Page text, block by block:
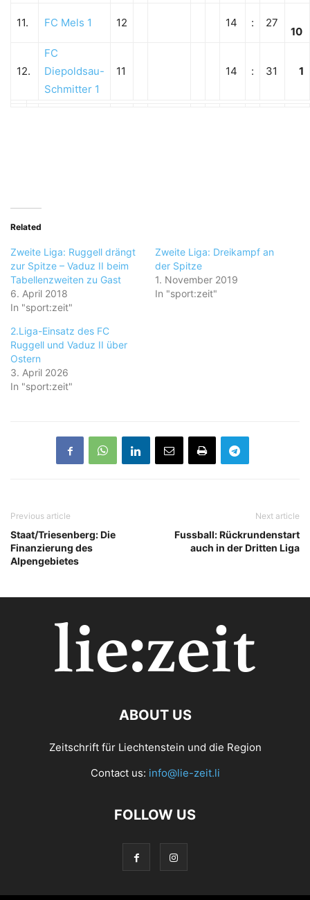
11. FC Mels 1 12 14 : 27
10
12.
FC
Diepoldsau-
Schmitter 1
11 14 : 31 1
Related
Zweite Liga: Ruggell drängt
zur Spitze – Vaduz II beim
Tabellenzweiten zu Gast
6. April 2018
In "sport:zeit"
Zweite Liga: Dreikampf an
der Spitze
1. November 2019
In "sport:zeit"
2.Liga-Einsatz des FC
Ruggell und Vaduz II über
Ostern
3. April 2026
In "sport:zeit"
Previous article
Staat/Triesenberg: Die
Finanzierung des
Alpengebietes
Next article
Fussball: Rückrundenstart
auch in der Dritten Liga
ABOUT US
Zeitschrift für Liechtenstein und die Region
Contact us: info@lie-zeit.li
FOLLOW US